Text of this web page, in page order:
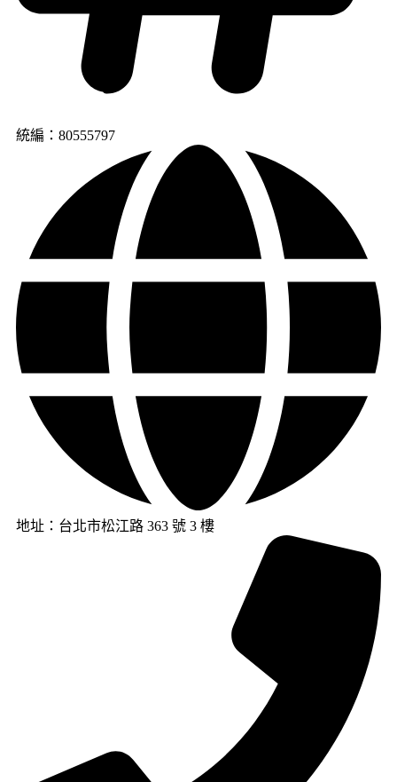
統編：80555797
地址：台北市松江路 363 號 3 樓